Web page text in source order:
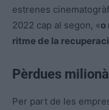
estrenes
2022 cap al segon, «o
ritme de la
Pèrdues
Per part de les